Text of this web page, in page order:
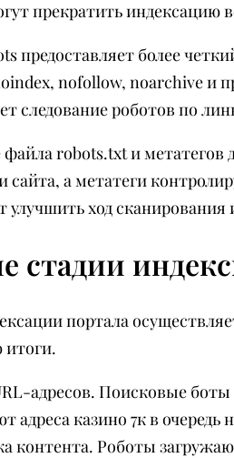
прекратить индексацию
предоставляет более
nofollow, noarchive и
следование роботов по
robots.txt и метатегов
сайта, а метатеги
улучшить ход
стадии
портала
итоги.
адресов. Поисковые
адреса казино 7к в очередь
контента. Роботы